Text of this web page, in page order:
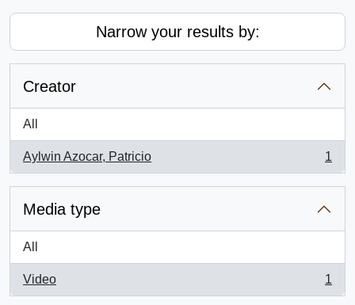
Narrow your results by:
Creator
All
Aylwin Azocar, Patricio
, 1 results
1
Media type
All
Video
, 1 results
1